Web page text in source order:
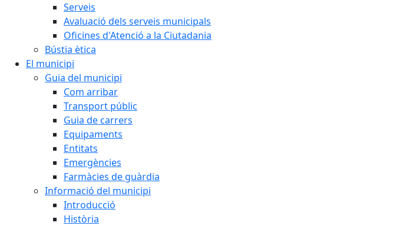
Serveis
Avaluació dels serveis municipals
Oficines d'Atenció a la Ciutadania
Bústia ètica
El municipi
Guia del municipi
Com arribar
Transport públic
Guia de carrers
Equipaments
Entitats
Emergències
Farmàcies de guàrdia
Informació del municipi
Introducció
Història